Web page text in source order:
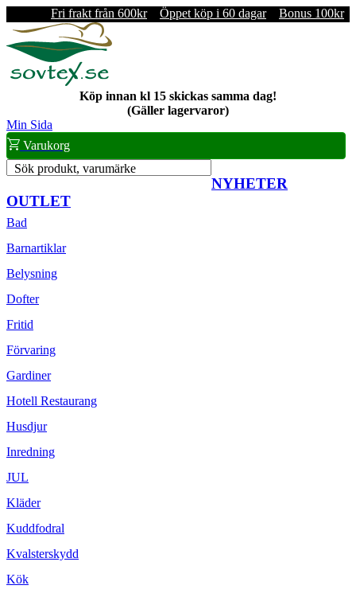
Fri frakt från 600kr Öppet köp i 60 dagar Bonus 100kr
Köp innan kl 15 skickas samma dag!
(Gäller lagervaror)
Min Sida
Varukorg
Sök produkt, varumärke
NYHETER
OUTLET
Bad
Barnartiklar
Belysning
Dofter
Fritid
Förvaring
Gardiner
Hotell Restaurang
Husdjur
Inredning
JUL
Kläder
Kuddfodral
Kvalsterskydd
Kök